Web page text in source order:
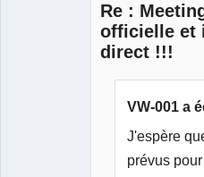
Re :
officielle et
direct !!!
VW-001 a
J'espère
prévus